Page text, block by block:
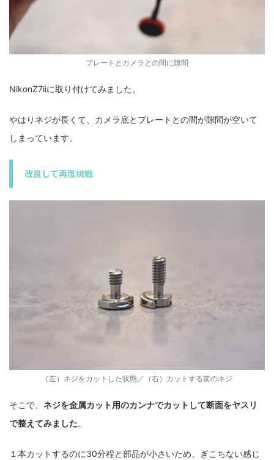
プレートとカメラとの間に隙間
NikonZ7iiに取り付けてみました。
やはりネジが長くて、カメラ底とプレートとの間が隙間が空いて
しまっています。
改良して再度挑戦
（左）ネジをカットした状態／（右）カットする前のネジ
そこで、 ネジを金属カット用のカンナでカットして断面をヤスリ
で整えてみました。
１本カットするのに30分程と部品が小さいため、ぎこちない感じ